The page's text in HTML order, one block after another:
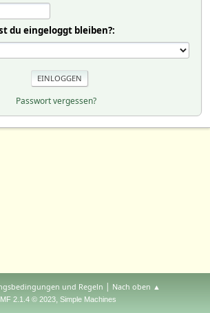
du eingeloggt bleiben?:
Passwort vergessen?
und Regeln | Nach oben ▲
2.1.4 © 2023, Simple Machines